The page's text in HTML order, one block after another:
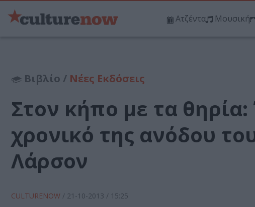
Ατζέντα Μουσική
Βιβλίο / Νέες Εκδόσεις
Στον κήπο με τα
χρονικό της ανόδου
Λάρσον
CULTURENOW / 21-10-2013 / 15:25